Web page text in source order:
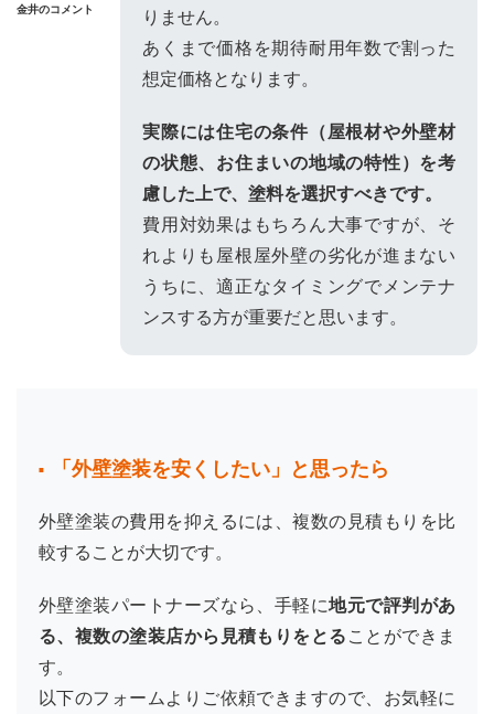
金井のコメント
りません。
あくまで価格を期待耐用年数で割った
想定価格となります。
実際には住宅の条件（屋根材や外壁材
の状態、お住まいの地域の特性）を考
慮した上で、塗料を選択すべきです。
費用対効果はもちろん大事ですが、そ
れよりも屋根屋外壁の劣化が進まない
うちに、適正なタイミングでメンテナ
ンスする方が重要だと思います。
「外壁塗装を安くしたい」と思ったら
外壁塗装の費用を抑えるには、複数の見積もりを比
較することが大切です。
外壁塗装パートナーズなら、手軽に地元で評判があ
る、複数の塗装店から見積もりをとる ことができま
す。
以下のフォームよりご依頼できますので、お気軽に